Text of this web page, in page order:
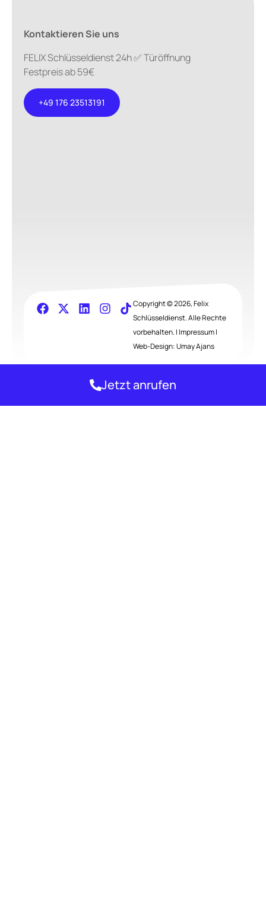
Kontaktieren Sie uns
FELIX Schlüsseldienst 24h ✅ Türöffnung
Festpreis ab 59€
+49 176 23513191
Copyright © 2026, Felix
Schlüsseldienst. Alle Rechte
vorbehalten. | Impressum|
Web-Design:Umay Ajans
Jetzt anrufen